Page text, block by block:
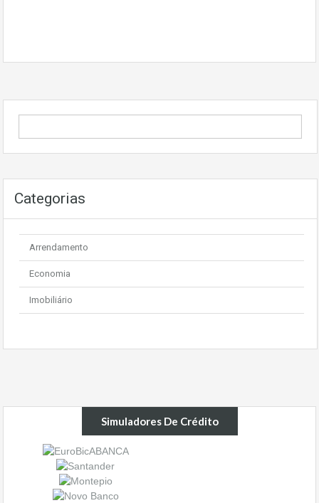
Categorias
Arrendamento
Economia
Imobiliário
Simuladores De Crédito